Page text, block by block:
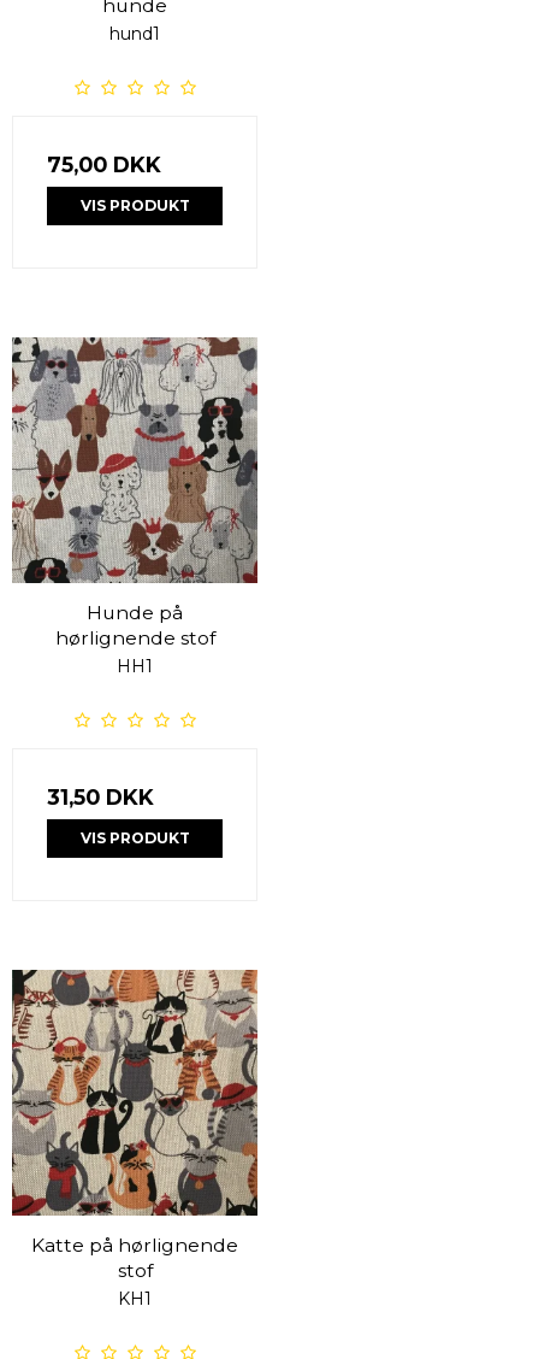
hunde
hund1
75,00 DKK
VIS PRODUKT
Hunde på
hørlignende stof
HH1
31,50 DKK
VIS PRODUKT
Katte på hørlignende
stof
KH1